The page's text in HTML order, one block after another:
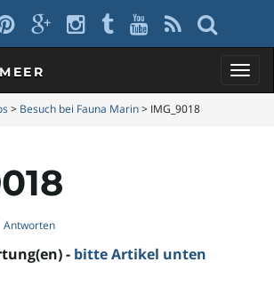
> Besuch bei Fauna Marin> IMG_9018
Antworten
- bitte Artikel unten